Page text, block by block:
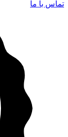
تماس با ما